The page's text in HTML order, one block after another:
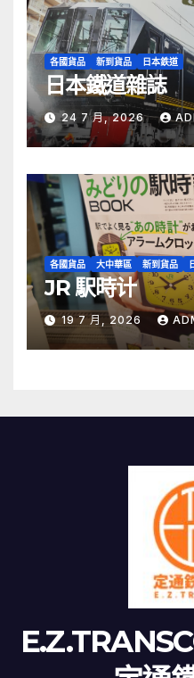
各國貨品 新到貨品 日本鉄道
日本鐵道雜誌
24 7 月, 2026
各國貨品 大中華區 新到貨品
JR 駅時计
19 7 月, 2026